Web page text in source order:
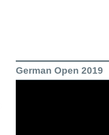
German Open 2019